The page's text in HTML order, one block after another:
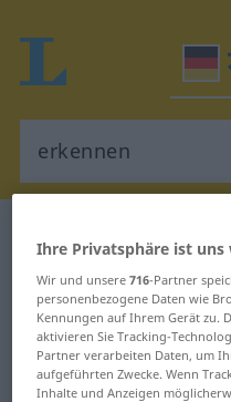
Deutsch-
für "erkennen"
"erkennen"
Ihre Privatsphäre ist uns
Wir und unsere716-Partner
personenbezogene Daten wie
Kennungen auf Ihrem Gerät zu.
aktivieren Sie Tracking-
Partner verarbeiten Daten, um
aufgeführten Zwecke. Wenn
Inhalte und Anzeigen